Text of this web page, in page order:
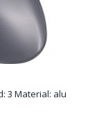
3 Material: alu